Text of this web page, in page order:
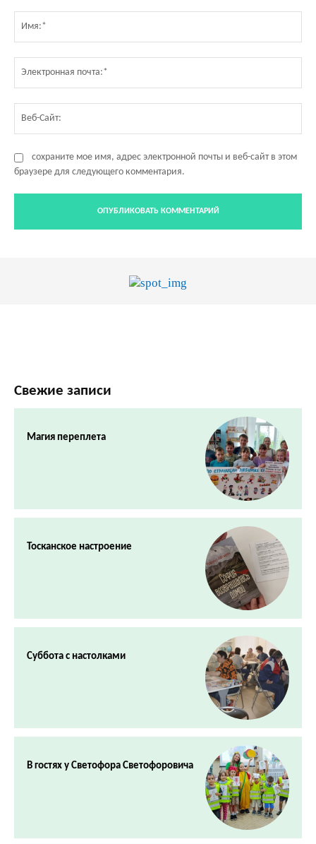
сохраните мое имя, адрес электронной почты и веб-сайт в этом
браузере для следующего комментария.
Свежие записи
Магия переплета
Тосканское настроение
Суббота с настолками
В гостях у Светофора Светофоровича